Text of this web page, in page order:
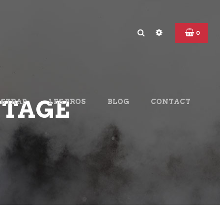
0
LES PROS BLOG CONTACT